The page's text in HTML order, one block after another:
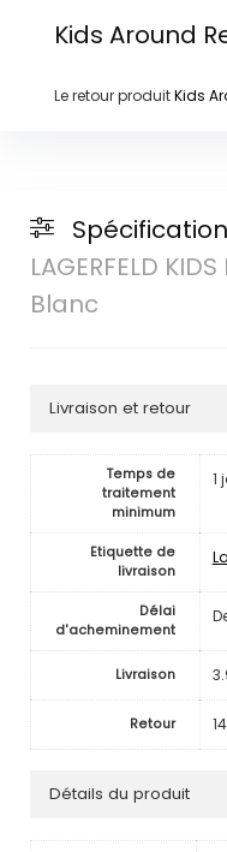
Kids Around
Le retour produitKids
LAGERFELD
Blanc
Livraison et retour
Temps de
traitement
minimum
1
Etiquette de
livraison
Délai
d'acheminement
Livraison
Retour
Détails du produit